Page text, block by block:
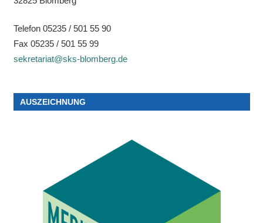
Telefon 05235 / 501 55 90
Fax 05235 / 501 55 99
sekretariat@sks-blomberg.de
AUSZEICHNUNG